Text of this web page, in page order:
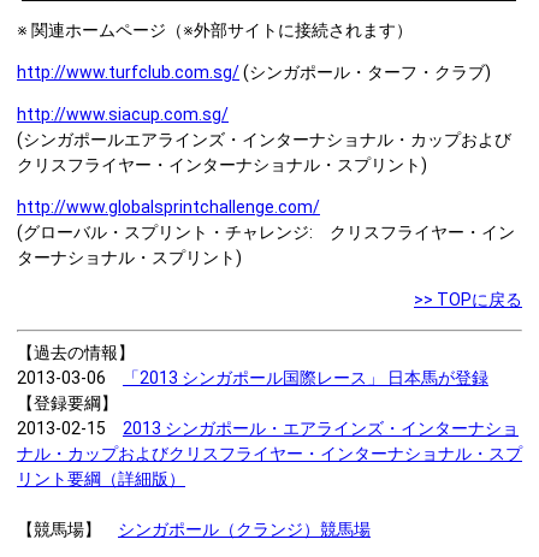
※ 関連ホームページ（※外部サイトに接続されます）
http://www.turfclub.com.sg/(シンガポール・ターフ・クラブ)
http://www.siacup.com.sg/
(シンガポールエアラインズ・インターナショナル・カップおよび
クリスフライヤー・インターナショナル・スプリント)
http://www.globalsprintchallenge.com/
(グローバル・スプリント・チャレンジ: クリスフライヤー・イン
ターナショナル・スプリント)
>> TOPに戻る
【過去の情報】
2013-03-06
「2013 シンガポール国際レース」 日本馬が登録
【登録要綱】
2013-02-15 2013 シンガポール・エアラインズ・インターナショ
ナル・カップおよびクリスフライヤー・インターナショナル・スプ
リント要綱（詳細版）
【競馬場】 シンガポール（クランジ）競馬場